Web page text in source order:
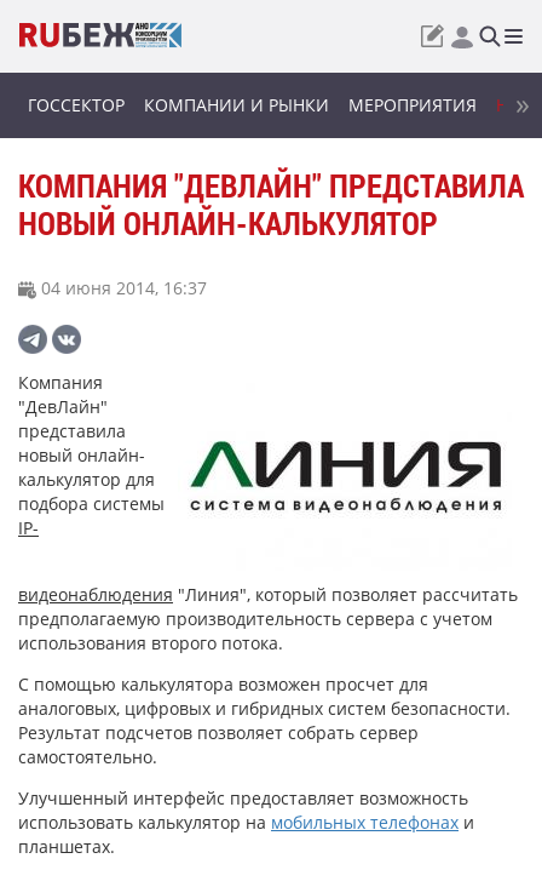
ГОССЕКТОР КОМПАНИИ И РЫНКИ МЕРОПРИЯТИЯ
КОМПАНИЯ "ДЕВЛАЙН" ПРЕДСТАВИЛА
НОВЫЙ ОНЛАЙН-КАЛЬКУЛЯТОР
04 июня 2014, 16:37
Компания
"ДевЛайн"
представила
новый онлайн-
калькулятор для
подбора системы
IP-
видеонаблюдения "Линия", который позволяет рассчитать
предполагаемую производительность сервера с учетом
использования второго потока.
С помощью калькулятора возможен просчет для
аналоговых, цифровых и гибридных систем безопасности.
Результат подсчетов позволяет собрать сервер
самостоятельно.
Улучшенный интерфейс предоставляет возможность
использовать калькулятор на мобильных телефонах и
планшетах.